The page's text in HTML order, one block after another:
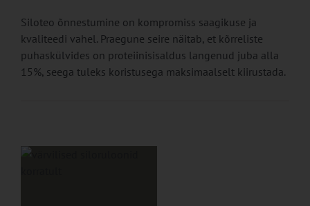
Siloteo õnnestumine on kompromiss saagikuse ja
kvaliteedi vahel. Praegune seire näitab, et kõrreliste
puhaskülvides on proteiinisisaldus langenud juba alla
15%, seega tuleks koristusega maksimaalselt kiirustada.